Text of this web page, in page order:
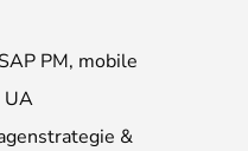
PM, mobile
UA
&